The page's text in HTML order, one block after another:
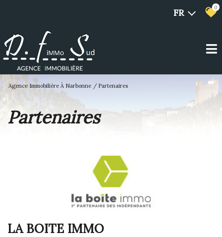
FR 0
Agence Immobilière À Narbonne Partenaires
Partenaires
LA BOITE IMMO